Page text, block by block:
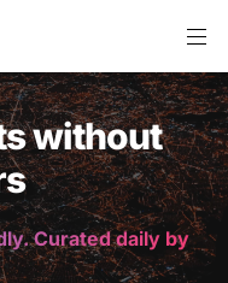
without
Curated daily by